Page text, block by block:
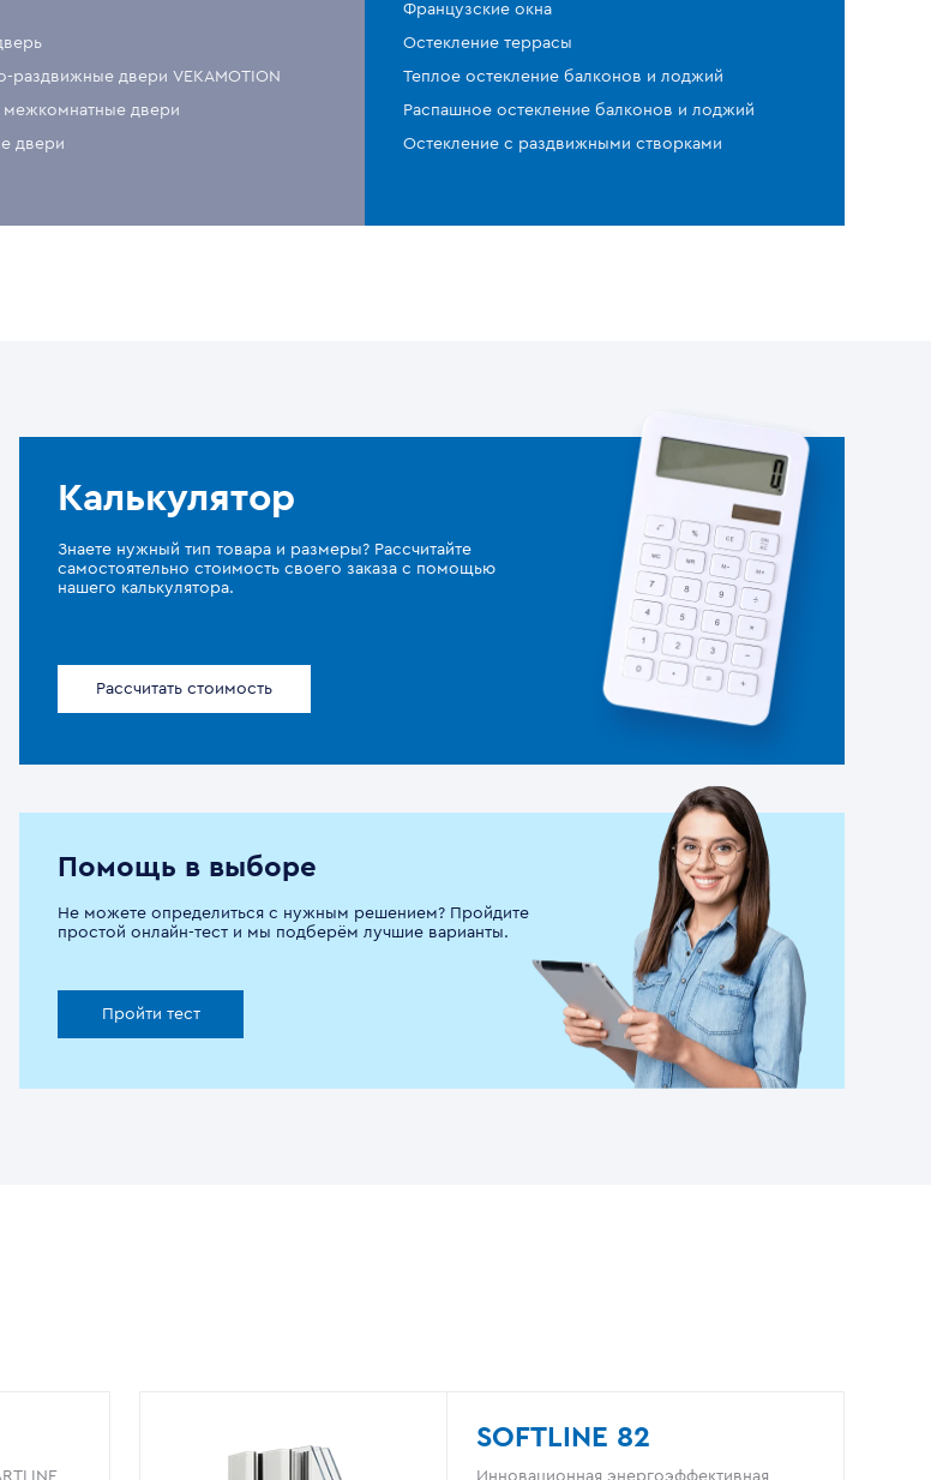
раздвижные двери VEKAMOTION
двери
двери
Французские окна
Остекление террасы
Теплое остекление балконов и лоджий
Распашное остекление балконов и лоджий
Остекление с раздвижными створками
Калькулятор
Знаете нужный тип товара и размеры? Рассчитайте
самостоятельно стоимость своего заказа с помощью
нашего калькулятора.
Рассчитать стоимость
Помощь в выборе
Не можете определиться с нужным решением? Пройдите
простой онлайн-тест и мы подберём лучшие варианты.
Пройти тест
SOFTLINE 82
Инновационная энергоэффективная